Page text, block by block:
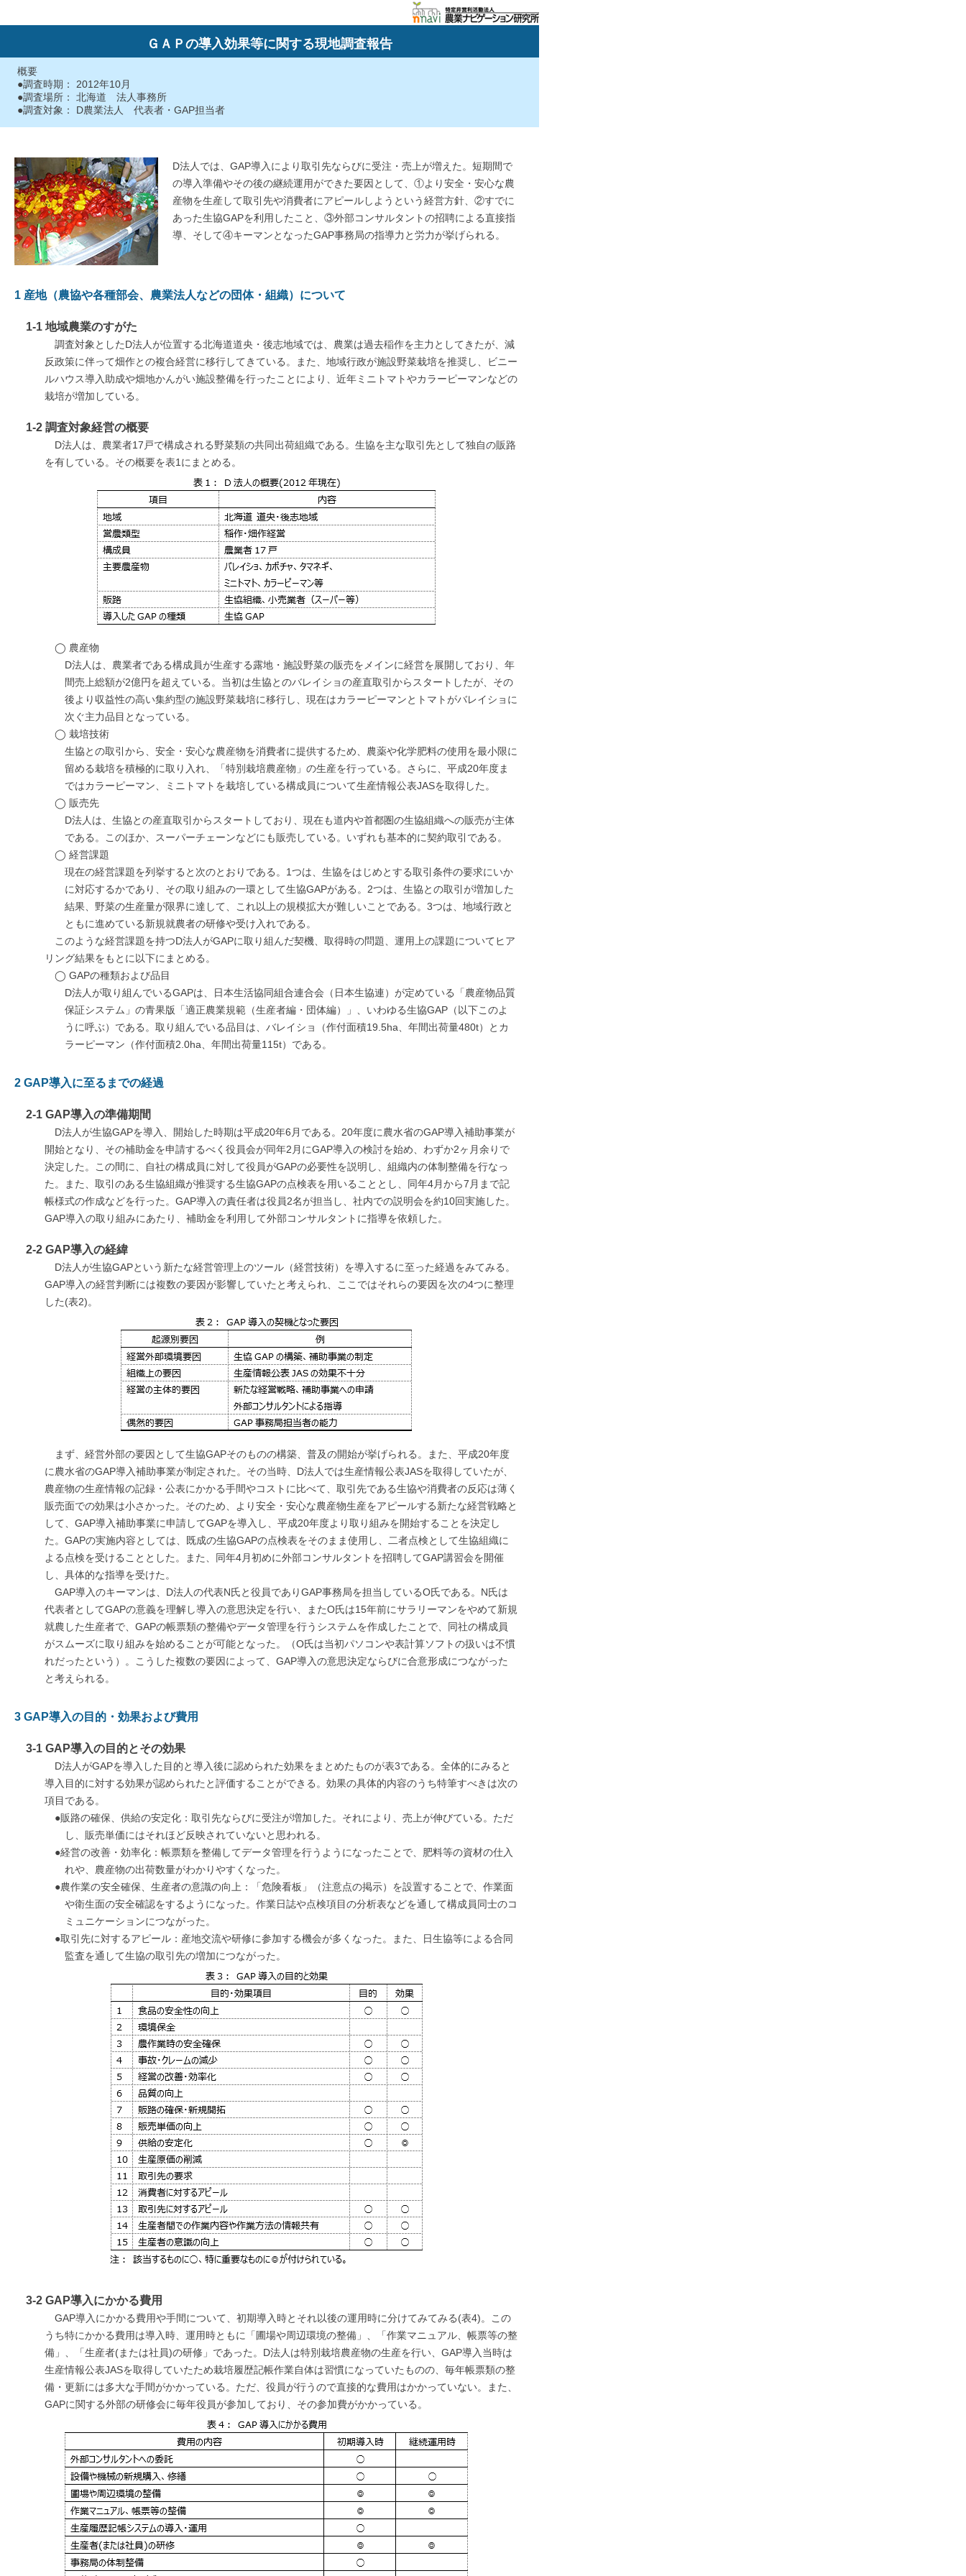
ＧＡＰの導入効果等に関する現地調査報告
概要
●調査時期： 2012年10月
●調査場所： 北海道 法人事務所
●調査対象： D農業法人 代表者・GAP担当者
D法人では、GAP導入により取引先ならびに受注・売上が増えた。短期間で
の導入準備やその後の継続運用ができた要因として、①より安全・安心な農
産物を生産して取引先や消費者にアピールしようという経営方針、②すでに
あった生協GAPを利用したこと、③外部コンサルタントの招聘による直接指
導、そして④キーマンとなったGAP事務局の指導力と労力が挙げられる。
1 産地（農協や各種部会、農業法人などの団体・組織）について
1-1 地域農業のすがた
調査対象としたD法人が位置する北海道道央・後志地域では、農業は過去稲作を主力としてきたが、減
反政策に伴って畑作との複合経営に移行してきている。また、地域行政が施設野菜栽培を推奨し、ビニー
ルハウス導入助成や畑地かんがい施設整備を行ったことにより、近年ミニトマトやカラーピーマンなどの
栽培が増加している。
1-2 調査対象経営の概要
D法人は、農業者17戸で構成される野菜類の共同出荷組織である。生協を主な取引先として独自の販路
を有している。その概要を表1にまとめる。
◯ 農産物
D法人は、農業者である構成員が生産する露地・施設野菜の販売をメインに経営を展開しており、年
間売上総額が2億円を超えている。当初は生協とのバレイショの産直取引からスタートしたが、その
後より収益性の高い集約型の施設野菜栽培に移行し、現在はカラーピーマンとトマトがバレイショに
次ぐ主力品目となっている。
◯ 栽培技術
生協との取引から、安全・安心な農産物を消費者に提供するため、農薬や化学肥料の使用を最小限に
留める栽培を積極的に取り入れ、「特別栽培農産物」の生産を行っている。さらに、平成20年度ま
ではカラーピーマン、ミニトマトを栽培している構成員について生産情報公表JASを取得した。
◯ 販売先
D法人は、生協との産直取引からスタートしており、現在も道内や首都圏の生協組織への販売が主体
である。このほか、スーパーチェーンなどにも販売している。いずれも基本的に契約取引である。
◯ 経営課題
現在の経営課題を列挙すると次のとおりである。1つは、生協をはじめとする取引条件の要求にいか
に対応するかであり、その取り組みの一環として生協GAPがある。2つは、生協との取引が増加した
結果、野菜の生産量が限界に達して、これ以上の規模拡大が難しいことである。3つは、地域行政と
ともに進めている新規就農者の研修や受け入れである。
このような経営課題を持つD法人がGAPに取り組んだ契機、取得時の問題、運用上の課題についてヒア
リング結果をもとに以下にまとめる。
◯ GAPの種類および品目
D法人が取り組んでいるGAPは、日本生活協同組合連合会（日本生協連）が定めている「農産物品質
保証システム」の青果版「適正農業規範（生産者編・団体編）」、いわゆる生協GAP（以下このよ
うに呼ぶ）である。取り組んでいる品目は、バレイショ（作付面積19.5ha、年間出荷量480t）とカ
ラーピーマン（作付面積2.0ha、年間出荷量115t）である。
2 GAP導入に至るまでの経過
2-1 GAP導入の準備期間
D法人が生協GAPを導入、開始した時期は平成20年6月である。20年度に農水省のGAP導入補助事業が
開始となり、その補助金を申請するべく役員会が同年2月にGAP導入の検討を始め、わずか2ヶ月余りで
決定した。この間に、自社の構成員に対して役員がGAPの必要性を説明し、組織内の体制整備を行なっ
た。また、取引のある生協組織が推奨する生協GAPの点検表を用いることとし、同年4月から7月まで記
帳様式の作成などを行った。GAP導入の責任者は役員2名が担当し、社内での説明会を約10回実施した。
GAP導入の取り組みにあたり、補助金を利用して外部コンサルタントに指導を依頼した。
2-2 GAP導入の経緯
D法人が生協GAPという新たな経営管理上のツール（経営技術）を導入するに至った経過をみてみる。
GAP導入の経営判断には複数の要因が影響していたと考えられ、ここではそれらの要因を次の4つに整理
した(表2)。
まず、経営外部の要因として生協GAPそのものの構築、普及の開始が挙げられる。また、平成20年度
に農水省のGAP導入補助事業が制定された。その当時、D法人では生産情報公表JASを取得していたが、
農産物の生産情報の記録・公表にかかる手間やコストに比べて、取引先である生協や消費者の反応は薄く
販売面での効果は小さかった。そのため、より安全・安心な農産物生産をアピールする新たな経営戦略と
して、GAP導入補助事業に申請してGAPを導入し、平成20年度より取り組みを開始することを決定し
た。GAPの実施内容としては、既成の生協GAPの点検表をそのまま使用し、二者点検として生協組織に
よる点検を受けることとした。また、同年4月初めに外部コンサルタントを招聘してGAP講習会を開催
し、具体的な指導を受けた。
GAP導入のキーマンは、D法人の代表N氏と役員でありGAP事務局を担当しているO氏である。N氏は
代表者としてGAPの意義を理解し導入の意思決定を行い、またO氏は15年前にサラリーマンをやめて新規
就農した生産者で、GAPの帳票類の整備やデータ管理を行うシステムを作成したことで、同社の構成員
がスムーズに取り組みを始めることが可能となった。（O氏は当初パソコンや表計算ソフトの扱いは不慣
れだったという）。こうした複数の要因によって、GAP導入の意思決定ならびに合意形成につながった
と考えられる。
3 GAP導入の目的・効果および費用
3-1 GAP導入の目的とその効果
D法人がGAPを導入した目的と導入後に認められた効果をまとめたものが表3である。全体的にみると
導入目的に対する効果が認められたと評価することができる。効果の具体的内容のうち特筆すべきは次の
項目である。
●販路の確保、供給の安定化：取引先ならびに受注が増加した。それにより、売上が伸びている。ただ
し、販売単価にはそれほど反映されていないと思われる。
●経営の改善・効率化：帳票類を整備してデータ管理を行うようになったことで、肥料等の資材の仕入
れや、農産物の出荷数量がわかりやすくなった。
●農作業の安全確保、生産者の意識の向上：「危険看板」（注意点の掲示）を設置することで、作業面
や衛生面の安全確認をするようになった。作業日誌や点検項目の分析表などを通して構成員同士のコ
ミュニケーションにつながった。
●取引先に対するアピール：産地交流や研修に参加する機会が多くなった。また、日生協等による合同
監査を通して生協の取引先の増加につながった。
3-2 GAP導入にかかる費用
GAP導入にかかる費用や手間について、初期導入時とそれ以後の運用時に分けてみてみる(表4)。この
うち特にかかる費用は導入時、運用時ともに「圃場や周辺環境の整備」、「作業マニュアル、帳票等の整
備」、「生産者(または社員)の研修」であった。D法人は特別栽培農産物の生産を行い、GAP導入当時は
生産情報公表JASを取得していたため栽培履歴記帳作業自体は習慣になっていたものの、毎年帳票類の整
備・更新には多大な手間がかかっている。ただ、役員が行うので直接的な費用はかかっていない。また、
GAPに関する外部の研修会に毎年役員が参加しており、その参加費がかかっている。